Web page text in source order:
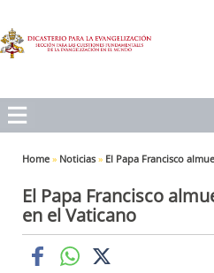
Home » Noticias » El Papa Francisco
El Papa Francisco
en el Vaticano